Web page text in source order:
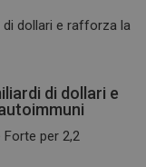
di dollari e
per 2,2